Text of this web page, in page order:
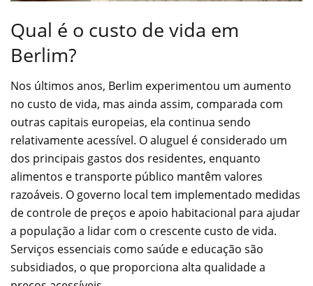
Qual é o custo de vida em
Berlim?
Nos últimos anos, Berlim experimentou um aumento
no custo de vida, mas ainda assim, comparada com
outras capitais europeias, ela continua sendo
relativamente acessível. O aluguel é considerado um
dos principais gastos dos residentes, enquanto
alimentos e transporte público mantêm valores
razoáveis. O governo local tem implementado medidas
de controle de preços e apoio habitacional para ajudar
a população a lidar com o crescente custo de vida.
Serviços essenciais como saúde e educação são
subsidiados, o que proporciona alta qualidade a